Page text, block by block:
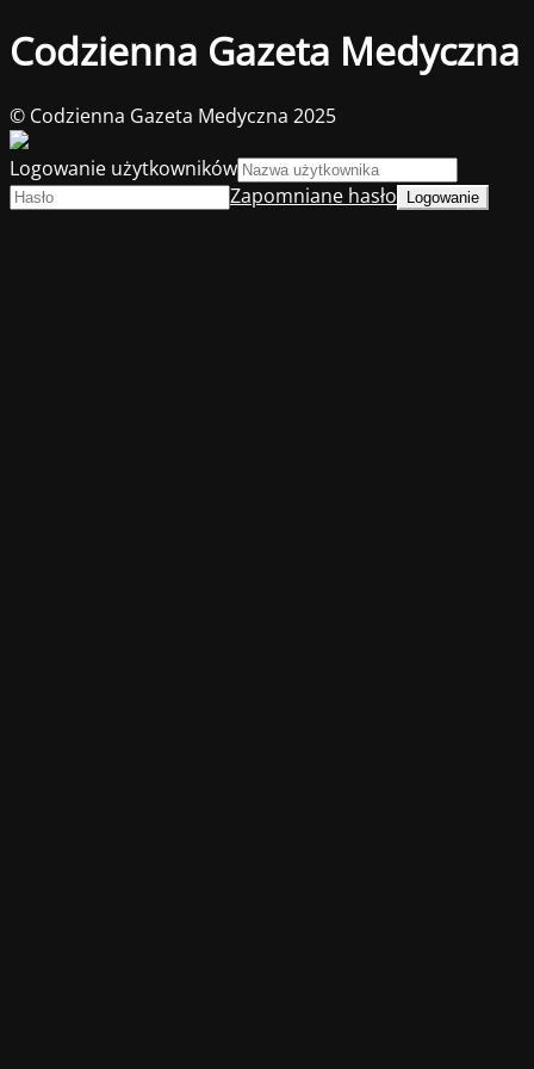
Codzienna Gazeta Medyczna
© Codzienna Gazeta Medyczna 2025
Logowanie użytkowników
Zapomniane hasło